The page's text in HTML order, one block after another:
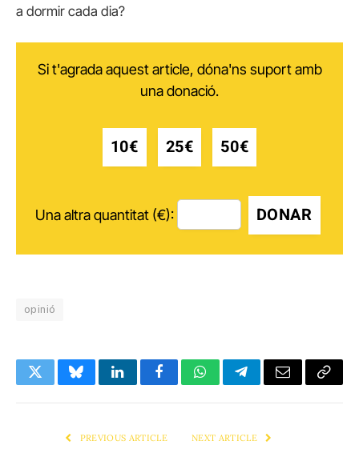
a dormir cada dia?
Si t'agrada aquest article, dóna'ns suport amb
una donació.
10€ 25€ 50€
Una altra quantitat (€): DONAR
opinió
TwitterBlueskyLinkedInFacebookWhatsAppTelegramEmail Copy
PREVIOUS ARTICLE NEXT ARTICLE